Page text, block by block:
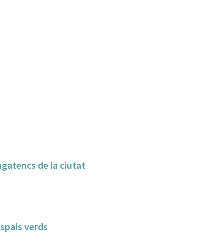
de la ciutat
verds